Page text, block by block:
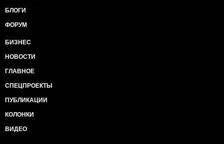
БЛОГИ
ФОРУМ
БИЗНЕС
НОВОСТИ
ГЛАВНОЕ
СПЕЦПРОЕКТЫ
ПУБЛИКАЦИИ
КОЛОНКИ
ВИДЕО